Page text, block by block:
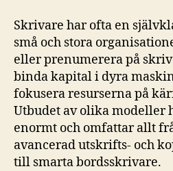
Skrivare har ofta en
små och stora
eller prenumerera på
binda kapital i dyra
fokusera resurserna på
Utbudet av olika modeller
enormt och omfattar allt
avancerad utskrifts- och
till smarta bordsskrivare.